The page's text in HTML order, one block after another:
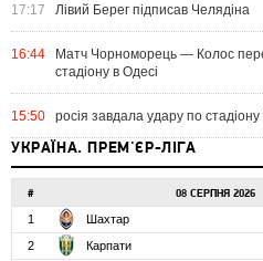
17:17 Лівий Берег підписав Челядіна
16:44
Матч Чорноморець — Колос
стадіону в Одесі
15:50 росія завдала удару по
УКРАЇНА. ПРЕМ'ЄР-ЛІГА
# 08 СЕРПНЯ 2026
1 Шахтар
2
Карпати